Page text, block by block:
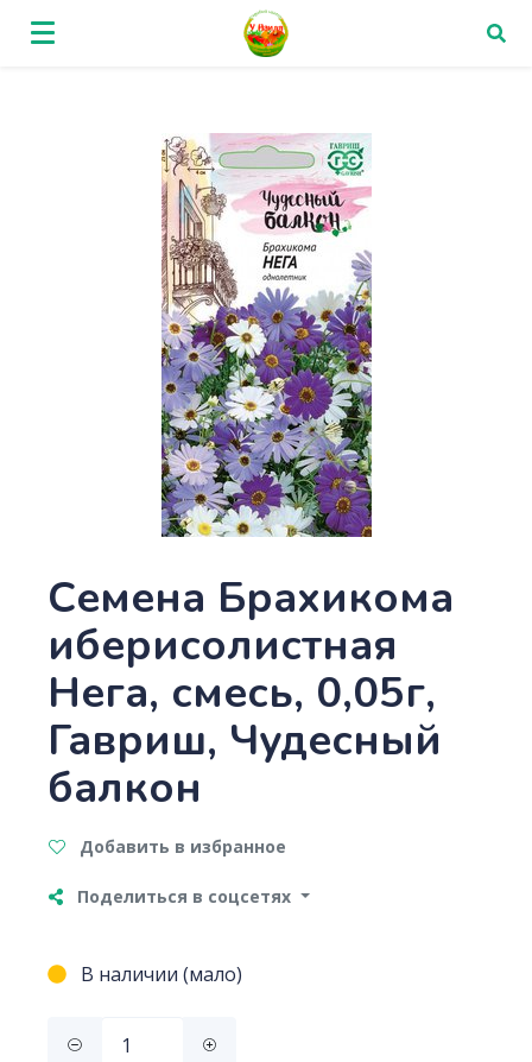
Семена Брахикома
иберисолистная
Нега, смесь, 0,05г,
Гавриш, Чудесный
балкон
Добавить в избранное
Поделиться в соцсетях
В наличии (мало)